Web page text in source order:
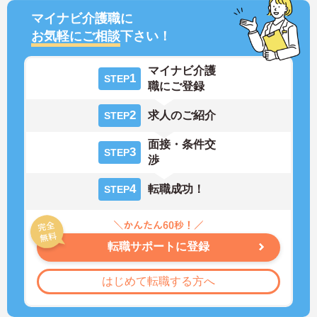
マイナビ介護職に
お気軽にご相談下さい！
STEP1
マイナビ介護
職にご登録
STEP2 求人のご紹介
STEP3
面接・条件交
渉
STEP4 転職成功！
転職サポートに登録
はじめて転職する方へ